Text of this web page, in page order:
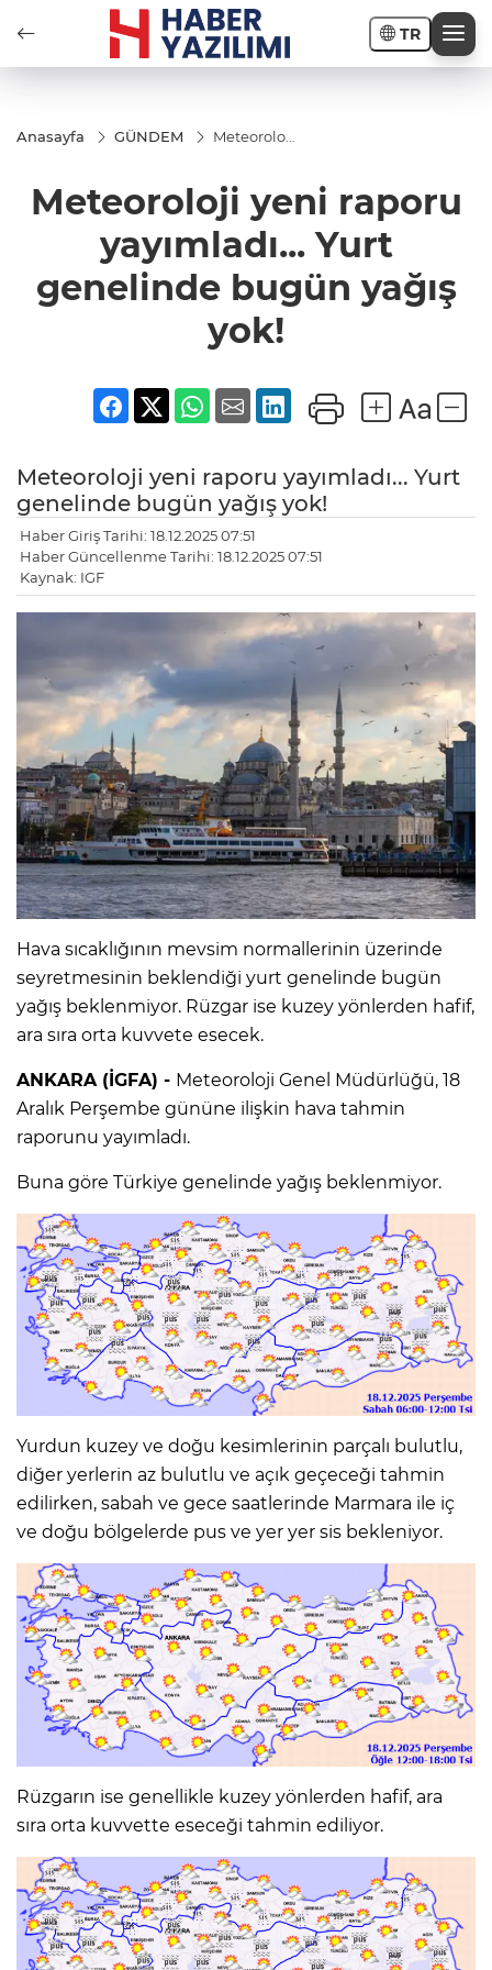
TR
Anasayfa GÜNDEM
Meteoroloji
yayımladı...
Yurt
genelinde
bugün
yağış yok!
Meteoroloji yeni raporu
yayımladı... Yurt
genelinde bugün yağış
yok!
Meteoroloji yeni raporu yayımladı... Yurt
genelinde bugün yağış yok!
Haber Giriş Tarihi: 18.12.2025 07:51
Haber Güncellenme Tarihi: 18.12.2025 07:51
Kaynak: IGF
Hava sıcaklığının mevsim normallerinin üzerinde
seyretmesinin beklendiği yurt genelinde bugün
yağış beklenmiyor. Rüzgar ise kuzey yönlerden hafif,
ara sıra orta kuvvete esecek.
ANKARA (İGFA) - Meteoroloji Genel Müdürlüğü, 18
Aralık Perşembe gününe ilişkin hava tahmin
raporunu yayımladı.
Buna göre Türkiye genelinde yağış beklenmiyor.
Yurdun kuzey ve doğu kesimlerinin parçalı bulutlu,
diğer yerlerin az bulutlu ve açık geçeceği tahmin
edilirken, sabah ve gece saatlerinde Marmara ile iç
ve doğu bölgelerde pus ve yer yer sis bekleniyor.
Rüzgarın ise genellikle kuzey yönlerden hafif, ara
sıra orta kuvvette eseceği tahmin ediliyor.